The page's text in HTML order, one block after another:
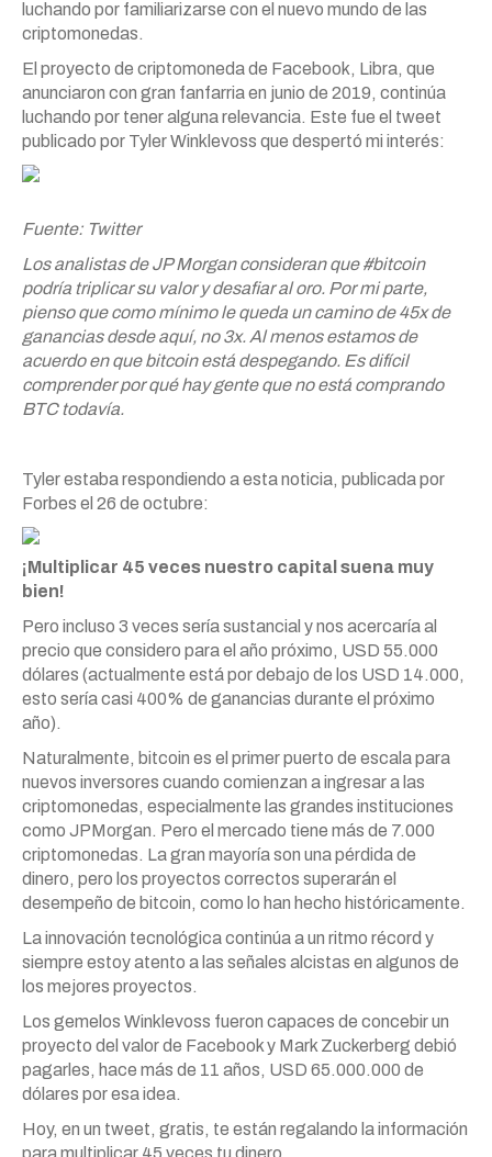
luchando por familiarizarse con el nuevo mundo de las
criptomonedas.
El proyecto de criptomoneda de Facebook, Libra, que
anunciaron con gran fanfarria en junio de 2019, continúa
luchando por tener alguna relevancia. Este fue el tweet
publicado por Tyler Winklevoss que despertó mi interés:
Fuente: Twitter
Los analistas de JP Morgan consideran que #bitcoin
podría triplicar su valor y desafiar al oro. Por mi parte,
pienso que como mínimo le queda un camino de 45x de
ganancias desde aquí, no 3x. Al menos estamos de
acuerdo en que bitcoin está despegando. Es difícil
comprender por qué hay gente que no está comprando
BTC todavía.
Tyler estaba respondiendo a esta noticia, publicada por
Forbes el 26 de octubre:
¡Multiplicar 45 veces nuestro capital suena muy
bien!
Pero incluso 3 veces sería sustancial y nos acercaría al
precio que considero para el año próximo, USD 55.000
dólares (actualmente está por debajo de los USD 14.000,
esto sería casi 400% de ganancias durante el próximo
año).
Naturalmente, bitcoin es el primer puerto de escala para
nuevos inversores cuando comienzan a ingresar a las
criptomonedas, especialmente las grandes instituciones
como JPMorgan. Pero el mercado tiene más de 7.000
criptomonedas. La gran mayoría son una pérdida de
dinero, pero los proyectos correctos superarán el
desempeño de bitcoin, como lo han hecho históricamente.
La innovación tecnológica continúa a un ritmo récord y
siempre estoy atento a las señales alcistas en algunos de
los mejores proyectos.
Los gemelos Winklevoss fueron capaces de concebir un
proyecto del valor de Facebook y Mark Zuckerberg debió
pagarles, hace más de 11 años, USD 65.000.000 de
dólares por esa idea.
Hoy, en un tweet, gratis, te están regalando la información
para multiplicar 45 veces tu dinero.